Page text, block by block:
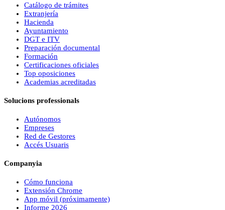
Catálogo de trámites
Extranjería
Hacienda
Ayuntamiento
DGT e ITV
Preparación documental
Formación
Certificaciones oficiales
Top oposiciones
Academias acreditadas
Solucions professionals
Autónomos
Empreses
Red de Gestores
Accés Usuaris
Companyia
Cómo funciona
Extensión Chrome
App móvil (próximamente)
Informe 2026